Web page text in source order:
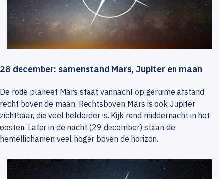
28 december: samenstand Mars, Jupiter en maan
De rode planeet Mars staat vannacht op geruime afstand
recht boven de maan. Rechtsboven Mars is ook Jupiter
zichtbaar, die veel helderder is. Kijk rond middernacht in het
oosten. Later in de nacht (29 december) staan de
hemellichamen veel hoger boven de horizon.